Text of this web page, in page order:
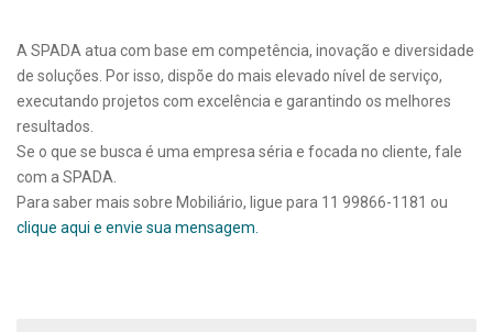
A SPADA atua com base em competência, inovação e diversidade
de soluções. Por isso, dispõe do mais elevado nível de serviço,
executando projetos com excelência e garantindo os melhores
resultados.
Se o que se busca é uma empresa séria e focada no cliente, fale
com a SPADA.
Para saber mais sobre Mobiliário, ligue para 11 99866-1181 ou
clique aqui e envie sua mensagem.